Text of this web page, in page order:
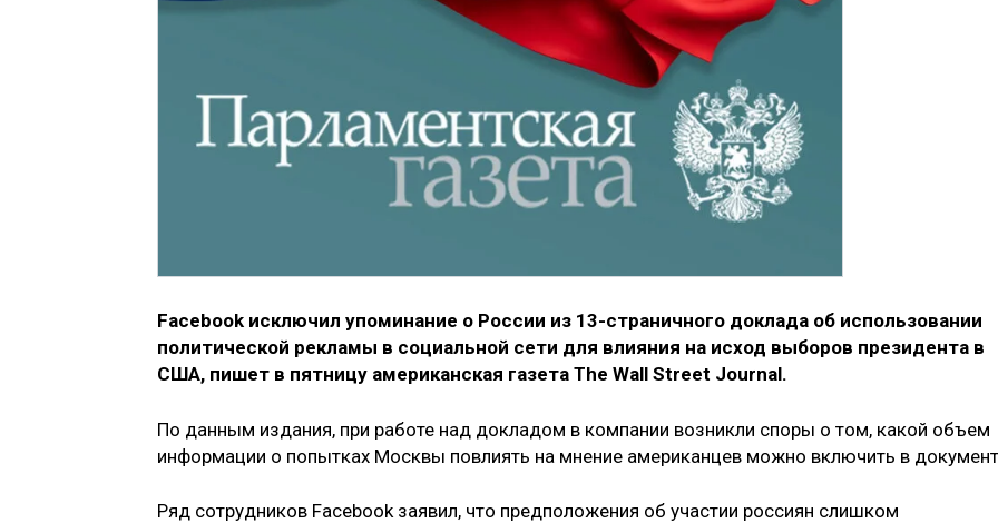
Facebook исключил упоминание о России из 13-страничного доклада об использовании
политической рекламы в социальной сети для влияния на исход выборов президента в
США, пишет в пятницу американская газета The Wall Street Journal.
По данным издания, при работе над докладом в компании возникли споры о том, какой объем
информации о попытках Москвы повлиять на мнение американцев можно включить в
Ряд сотрудников Facebook заявил, что предположения об участии россиян слишком